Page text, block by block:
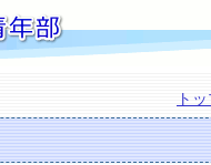
ト